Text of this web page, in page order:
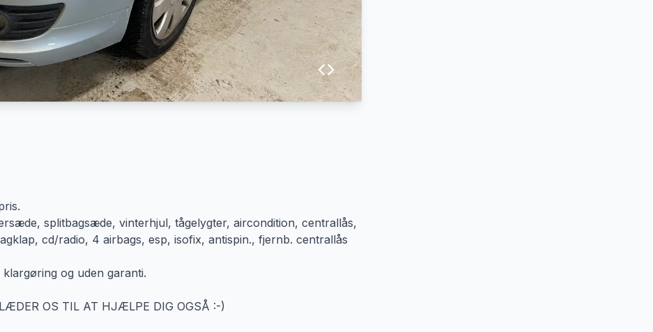
splitbagsæde, vinterhjul, tågelygter, aircondition, centrallås,
cd/radio, 4 airbags, esp, isofix, antispin., fjernb. centrallås
og uden garanti.
OS TIL AT HJÆLPE DIG OGSÅ :-)